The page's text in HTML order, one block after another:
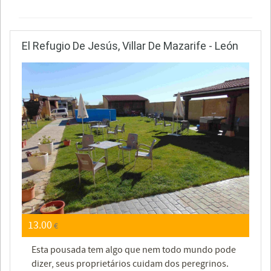
El Refugio De Jesús, Villar De Mazarife - León
13.00€
Esta pousada tem algo que nem todo mundo pode
dizer, seus proprietários cuidam dos peregrinos.